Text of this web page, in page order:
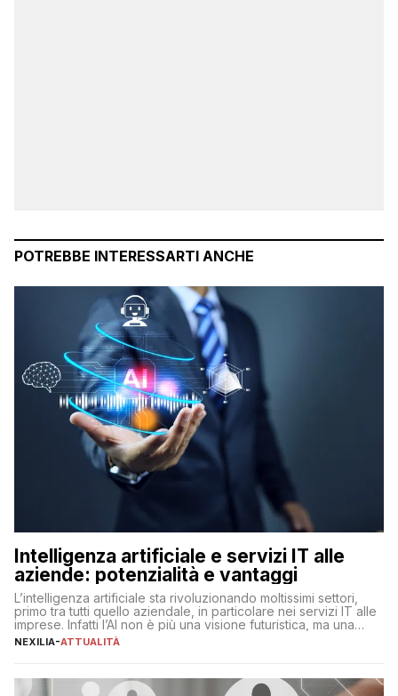
POTREBBE INTERESSARTI ANCHE
Intelligenza artificiale e servizi IT alle
aziende: potenzialità e vantaggi
L’intelligenza artificiale sta rivoluzionando moltissimi settori,
primo tra tutti quello aziendale, in particolare nei servizi IT alle
imprese. Infatti l’AI non è più una visione futuristica, ma una
realtà operativa che sta portando a un cambio significativo in
operazioni, bensì comporta […]
NEXILIA-ATTUALITÀ